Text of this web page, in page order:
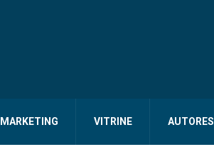
MARKETING VITRINE AUTORES